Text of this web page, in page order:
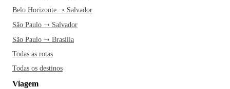
Belo Horizonte ➝ Salvador
São Paulo ➝ Salvador
São Paulo ➝ Brasília
Todas as rotas
Todas os destinos
Viagem